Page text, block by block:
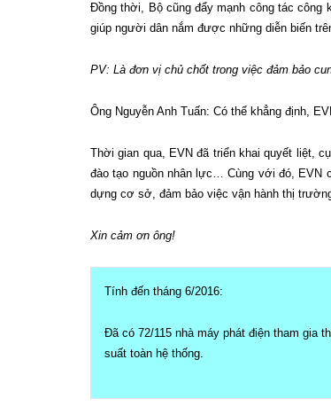
Đồng thời, Bộ cũng đẩy mạnh công tác công
giúp người dân nắm được những diễn biến
PV: Là đơn vị chủ chốt trong việc đảm bảo
Ông Nguyễn Anh Tuấn: Có thể khẳng định,
Thời gian qua, EVN đã triển khai quyết liệt,
đào tạo nguồn nhân lực… Cùng với đó, EVN
dựng cơ sở, đảm bảo việc vận hành thị
Xin cảm ơn ông!
Tính đến tháng 6/2016:
Đã có 72/115 nhà máy phát điện tham gia
suất toàn hệ thống.